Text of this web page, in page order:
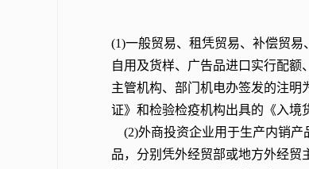
(1)一般贸易、租凭贸易、补偿贸
自用及货样、广告品进口实行配
主管机构、部门机电办签发的注明
证》和检验检疫机构出具的《入境
(2)外商投资企业用于生产内销产
品，分别凭外经贸部或地方外经贸